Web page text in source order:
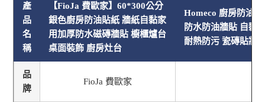
產
品
名
稱
【FioJa 費歐家】60*300公分
銀色廚房防油貼紙 牆紙自黏家
用加厚防水磁磚牆貼 櫥櫃爐台
桌面裝飾 廚房灶台
Homeco 廚房防油
防水防油牆貼 自黏
耐熱防污 瓷磚貼牆
品
牌
FioJa 費歐家